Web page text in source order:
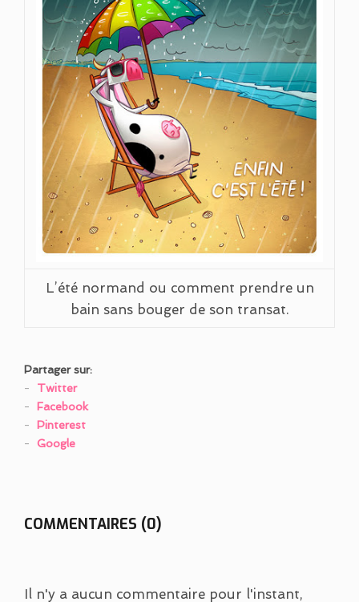
L’été normand ou comment prendre un
bain sans bouger de son transat.
Partager sur:
Twitter
Facebook
Pinterest
Google
COMMENTAIRES (0)
Il n'y a aucun commentaire pour l'instant,